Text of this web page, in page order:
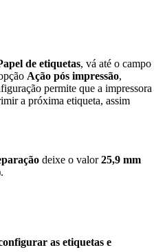
de etiquetas, vá até o campo
Ação pós impressão,
permite que a impressora
a próxima etiqueta, assim
deixe o valor25,9 mm
as etiquetas e